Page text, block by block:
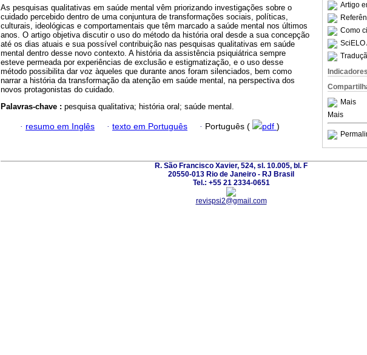
Artigo
Como
SciELO
Indicadores
Mais
Mais
As pesquisas qualitativas em saúde mental vêm priorizando investigações sobre o
cuidado percebido dentro de uma conjuntura de transformações sociais, políticas,
culturais, ideológicas e comportamentais que têm marcado a saúde mental nos últimos
anos. O artigo objetiva discutir o uso do método da história oral desde a sua concepção
até os dias atuais e sua possível contribuição nas pesquisas qualitativas em saúde
mental dentro desse novo contexto. A história da assistência psiquiátrica sempre
esteve permeada por experiências de exclusão e estigmatização, e o uso desse
método possibilita dar voz àqueles que durante anos foram silenciados, bem como
narrar a história da transformação da atenção em saúde mental, na perspectiva dos
novos protagonistas do cuidado.
Palavras-chave : pesquisa qualitativa; história oral; saúde mental.
· resumo em Inglês · texto em Português · Português ( pdf )
R. São Francisco Xavier, 524, sl. 10.005, bl. F
20550-013 Rio de Janeiro - RJ Brasil
Tel.: +55 21 2334-0651
revispsi2@gmail.com